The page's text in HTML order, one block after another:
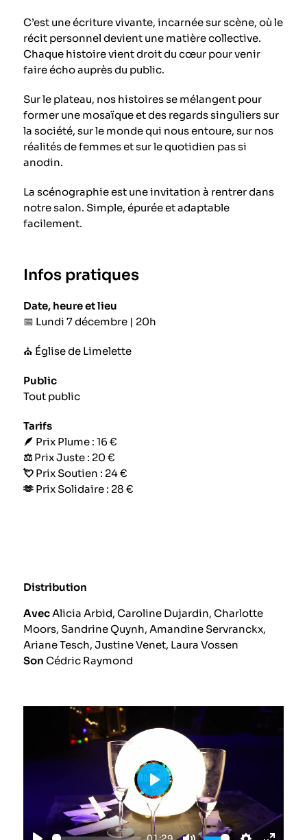
C’est une écriture vivante, incarnée sur scène, où le
récit personnel devient une matière collective.
Chaque histoire vient droit du cœur pour venir
faire écho auprès du public.
Sur le plateau, nos histoires se mélangent pour
former une mosaïque et des regards singuliers sur
la société, sur le monde qui nous entoure, sur nos
réalités de femmes et sur le quotidien pas si
anodin.
La scénographie est une invitation à rentrer dans
notre salon. Simple, épurée et adaptable
facilement.
Infos pratiques
Date, heure et lieu
📅 Lundi 7 décembre | 20h
⛪ Église de Limelette
Public
Tout public
Tarifs
🪶 Prix Plume : 16 €
⚖️ Prix Juste : 20 €
💘 Prix Soutien : 24 €
🫶 Prix Solidaire : 28 €
Distribution
AvecAlicia Arbid, Caroline Dujardin, Charlotte
Moors, Sandrine Quynh, Amandine Servranckx,
Ariane Tesch, Justine Venet, Laura Vossen
Son Cédric Raymond
Play